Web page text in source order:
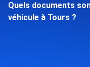
Quels documents
véhicule à Tours ?